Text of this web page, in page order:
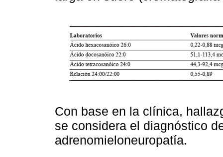
Con base en la clínica,
se considera el diagnóstico
adrenomieloneuropatía.